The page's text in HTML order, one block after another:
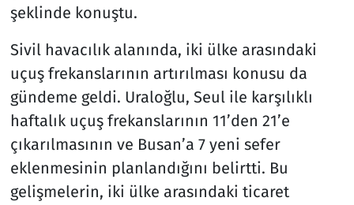
şeklinde konuştu.
Sivil havacılık alanında, iki ülke arasındaki
uçuş frekanslarının artırılması konusu da
gündeme geldi. Uraloğlu, Seul ile karşılıklı
haftalık uçuş frekanslarının 11’den 21’e
çıkarılmasının ve Busan’a 7 yeni sefer
eklenmesinin planlandığını belirtti. Bu
gelişmelerin, iki ülke arasındaki ticaret